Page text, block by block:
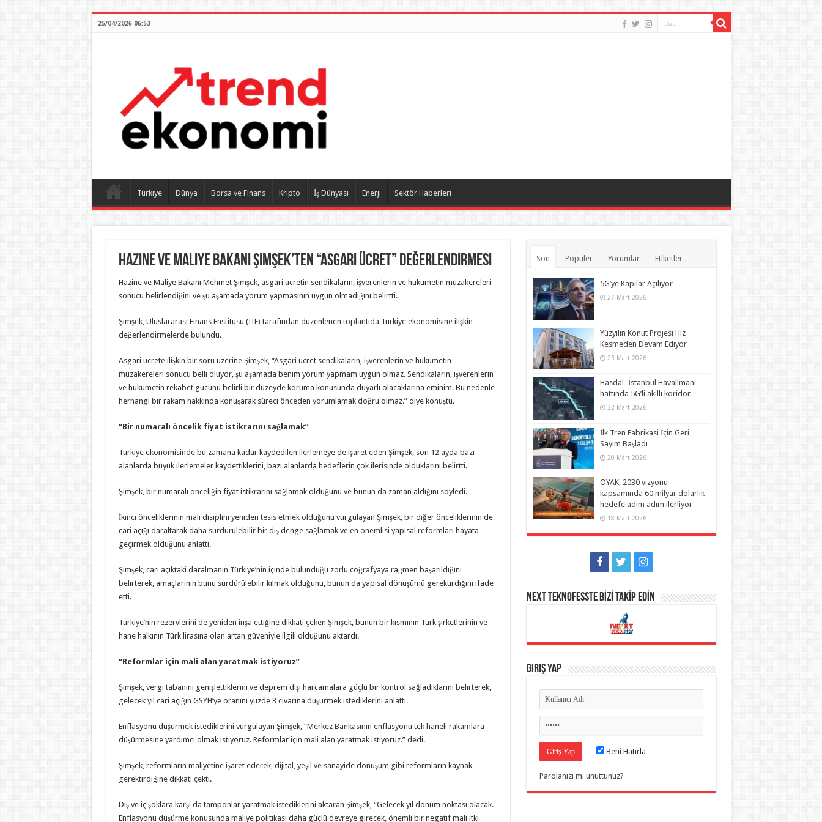
25/04/2026 06:53
Türkiye Dünya Borsa ve Finans Kripto İş Dünyası Enerji Sektör Haberleri
Hazine ve Maliye Bakanı Şimşek’ten “asgari ücret” değerlendirmesi
Hazine ve Maliye Bakanı Mehmet Şimşek, asgari ücretin sendikaların, işverenlerin ve hükümetin müzakereleri
sonucu belirlendiğini ve şu aşamada yorum yapmasının uygun olmadığını belirtti.
Şimşek, Uluslararası Finans Enstitüsü (IIF) tarafından düzenlenen toplantıda Türkiye ekonomisine ilişkin
değerlendirmelerde bulundu.
Asgari ücrete ilişkin bir soru üzerine Şimşek, “Asgari ücret sendikaların, işverenlerin ve hükümetin
müzakereleri sonucu belli oluyor, şu aşamada benim yorum yapmam uygun olmaz. Sendikaların, işverenlerin
ve hükümetin rekabet gücünü belirli bir düzeyde koruma konusunda duyarlı olacaklarına eminim. Bu nedenle
herhangi bir rakam hakkında konuşarak süreci önceden yorumlamak doğru olmaz.” diye konuştu.
“Bir numaralı öncelik fiyat istikrarını sağlamak”
Türkiye ekonomisinde bu zamana kadar kaydedilen ilerlemeye de işaret eden Şimşek, son 12 ayda bazı
alanlarda büyük ilerlemeler kaydettiklerini, bazı alanlarda hedeflerin çok ilerisinde olduklarını belirtti.
Şimşek, bir numaralı önceliğin fiyat istikrarını sağlamak olduğunu ve bunun da zaman aldığını söyledi.
İkinci önceliklerinin mali disiplini yeniden tesis etmek olduğunu vurgulayan Şimşek, bir diğer önceliklerinin de
cari açığı daraltarak daha sürdürülebilir bir dış denge sağlamak ve en önemlisi yapısal reformları hayata
geçirmek olduğunu anlattı.
Şimşek, cari açıktaki daralmanın Türkiye’nin içinde bulunduğu zorlu coğrafyaya rağmen başarıldığını
belirterek, amaçlarının bunu sürdürülebilir kılmak olduğunu, bunun da yapısal dönüşümü gerektirdiğini ifade
etti.
Türkiye’nin rezervlerini de yeniden inşa ettiğine dikkati çeken Şimşek, bunun bir kısmının Türk şirketlerinin ve
hane halkının Türk lirasına olan artan güveniyle ilgili olduğunu aktardı.
“Reformlar için mali alan yaratmak istiyoruz”
Şimşek, vergi tabanını genişlettiklerini ve deprem dışı harcamalara güçlü bir kontrol sağladıklarını belirterek,
gelecek yıl cari açığın GSYH’ye oranını yüzde 3 civarına düşürmek istediklerini anlattı.
Enflasyonu düşürmek istediklerini vurgulayan Şimşek, “Merkez Bankasının enflasyonu tek haneli rakamlara
düşürmesine yardımcı olmak istiyoruz. Reformlar için mali alan yaratmak istiyoruz.” dedi.
Şimşek, reformların maliyetine işaret ederek, dijital, yeşil ve sanayide dönüşüm gibi reformların kaynak
gerektirdiğine dikkati çekti.
Dış ve iç şoklara karşı da tamponlar yaratmak istediklerini aktaran Şimşek, “Gelecek yıl dönüm noktası olacak.
Enflasyonu düşürme konusunda maliye politikası daha güçlü devreye girecek, önemli bir negatif mali itki
Son Popüler Yorumlar Etiketler
5G’ye Kapılar Açılıyor
27 Mart 2026
Yüzyılın Konut Projesi Hız
Kesmeden Devam Ediyor
23 Mart 2026
Hasdal–İstanbul Havalimanı
hattında 5G’li akıllı koridor
22 Mart 2026
İlk Tren Fabrikasi İçin Geri
Sayım Başladı
20 Mart 2026
OYAK, 2030 vizyonu
kapsamında 60 milyar dolarlık
hedefe adım adım ilerliyor
18 Mart 2026
NEXT TEKNOFESSTE BİZİ TAKİP EDİN
Giriş Yap
Beni Hatırla
Parolanızı mı unuttunuz?